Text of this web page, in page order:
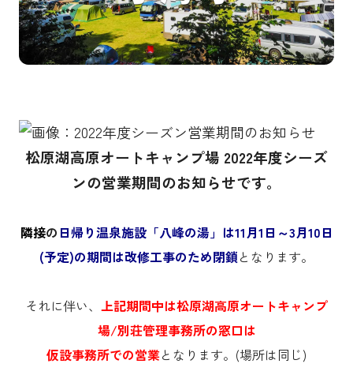
松原湖高原オートキャンプ場 2022年度シーズ
ンの営業期間のお知らせです。
隣接の 日帰り温泉施設「八峰の湯」は11月1日～3月10日
(予定)の期間は改修工事のため閉鎖となります。
それに伴い、 上記期間中は松原湖高原オートキャンプ
場/別荘管理事務所の窓口は
仮設事務所での営業となります。(場所は同じ)